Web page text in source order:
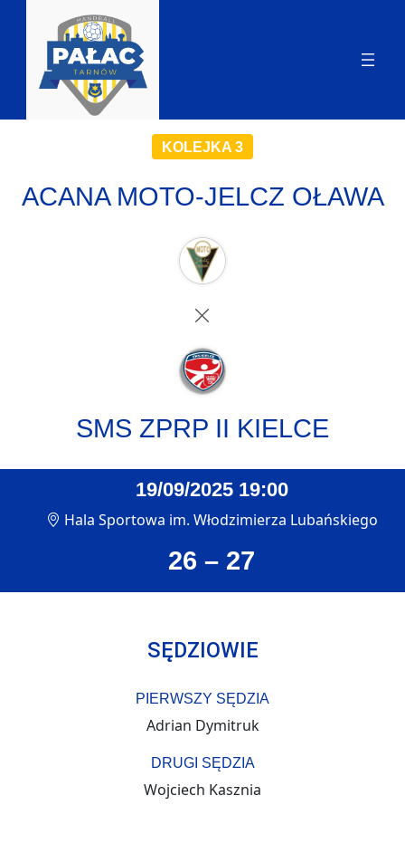
KOLEJKA 3
ACANA MOTO-JELCZ OŁAWA
SMS ZPRP II KIELCE
19/09/2025 19:00
Hala Sportowa im. Włodzimierza Lubańskiego
26 – 27
SĘDZIOWIE
PIERWSZY SĘDZIA
Adrian Dymitruk
DRUGI SĘDZIA
Wojciech Kasznia